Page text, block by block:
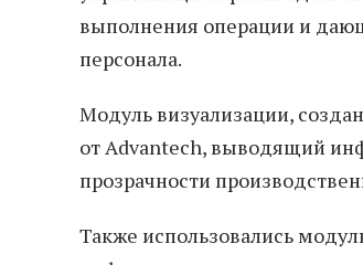
выполнения операции и
персонала.
Модуль визуализации,
от Advantech, выводящий
прозрачности
Также использовались